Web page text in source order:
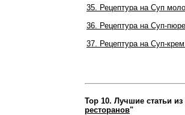
35. Рецептура на Суп
36. Рецептура на Суп-
37. Рецептура на Суп-
Top 10. Лучшие статьи из
ресторанов"